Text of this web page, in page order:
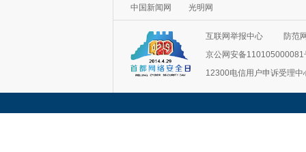
中国新闻网
光明网
互联网举报中心
防范
京公网安备110105000081
12300电信用户申诉受理中